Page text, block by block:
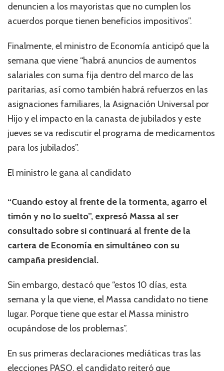
denuncien a los mayoristas que no cumplen los
acuerdos porque tienen beneficios impositivos”.
Finalmente, el ministro de Economía anticipó que la
semana que viene “habrá anuncios de aumentos
salariales con suma fija dentro del marco de las
paritarias, así como también habrá refuerzos en las
asignaciones familiares, la Asignación Universal por
Hijo y el impacto en la canasta de jubilados y este
jueves se va rediscutir el programa de medicamentos
para los jubilados”.
El ministro le gana al candidato
“Cuando estoy al frente de la tormenta, agarro el
timón y no lo suelto”, expresó Massa al ser
consultado sobre si continuará al frente de la
cartera de Economía en simultáneo con su
campaña presidencial.
Sin embargo, destacó que “estos 10 días, esta
semana y la que viene, el Massa candidato no tiene
lugar. Porque tiene que estar el Massa ministro
ocupándose de los problemas”.
En sus primeras declaraciones mediáticas tras las
elecciones PASO, el candidato reiteró que